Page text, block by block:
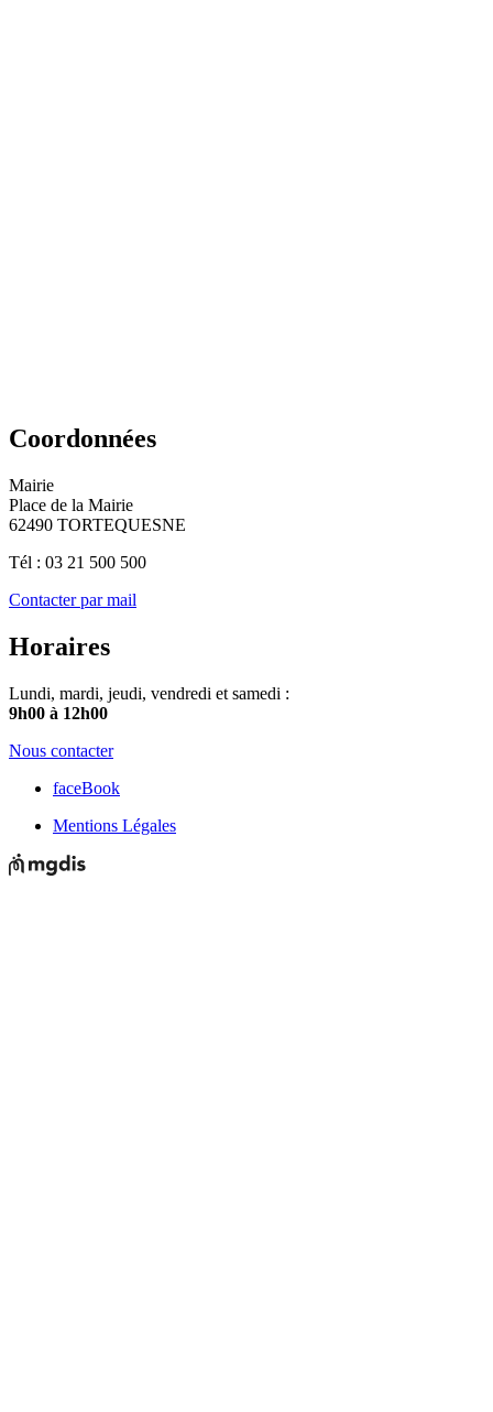
Coordonnées
Mairie
Place de la Mairie
62490 TORTEQUESNE
Tél : 03 21 500 500
Contacter par mail
Horaires
Lundi, mardi, jeudi, vendredi et samedi :
9h00 à 12h00
Nous contacter
faceBook
Mentions Légales